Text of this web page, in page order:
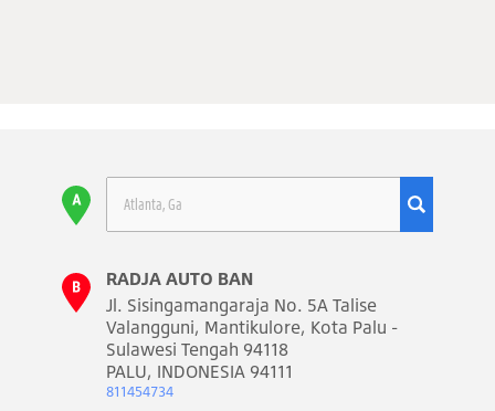
RADJA AUTO BAN
Jl. Sisingamangaraja No. 5A Talise
Valangguni, Mantikulore, Kota Palu -
Sulawesi Tengah 94118
PALU, INDONESIA 94111
811454734